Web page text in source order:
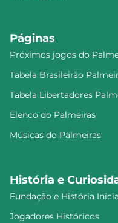
Páginas
Próximos jogos do
Tabela Brasileirão
Tabela Libertadores
Elenco do Palmeiras
Músicas do Palmeiras
História e
Fundação e História
Jogadores Históricos